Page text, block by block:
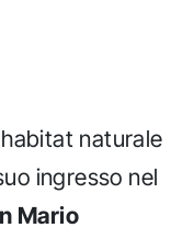
naturale
ingresso nel
Mario